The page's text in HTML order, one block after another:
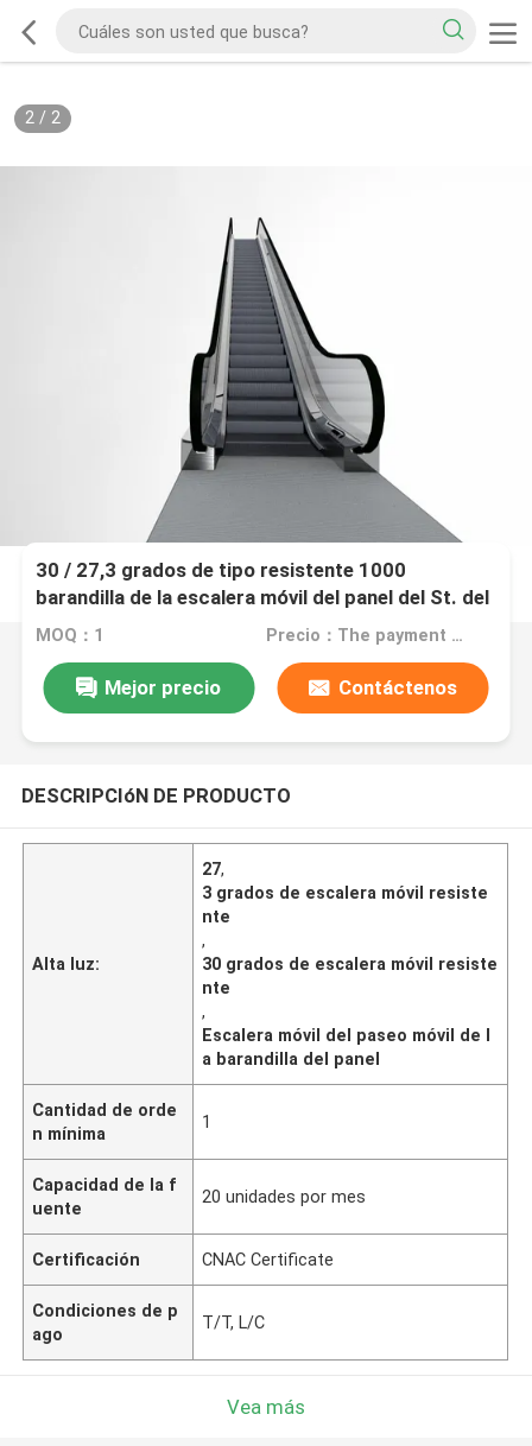
2/ 2
30 / 27,3 grados de tipo resistente 1000
barandilla de la escalera móvil del panel del St. del
vidrio/St.
MOQ：1 Precio：The payment of the final contract shall be subject to offline transactions
Mejor precio Contáctenos
DESCRIPCIóN DE PRODUCTO
Alta luz:
27,
3 grados de escalera móvil resiste
nte
,
30 grados de escalera móvil resiste
nte
,
Escalera móvil del paseo móvil de l
a barandilla del panel
Cantidad de orde
n mínima
1
Capacidad de la f
uente
20 unidades por mes
Certificación CNAC Certificate
Condiciones de p
ago
T/T, L/C
Vea más